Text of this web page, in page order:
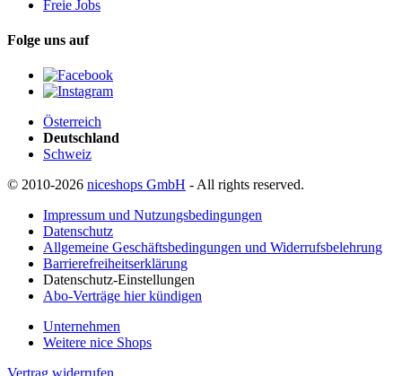
Freie Jobs
Folge uns auf
Österreich
Deutschland
Schweiz
© 2010-2026 niceshops GmbH - All rights reserved.
Impressum und Nutzungsbedingungen
Datenschutz
Allgemeine Geschäftsbedingungen und Widerrufsbelehrung
Barrierefreiheitserklärung
Datenschutz-Einstellungen
Abo-Verträge hier kündigen
Unternehmen
Weitere nice Shops